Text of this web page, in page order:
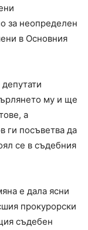
за неопределен
в Основния
му и ще
а
ги посъветва дa
се в съдебния
e дaлa яcни
прокурорски
съдебен